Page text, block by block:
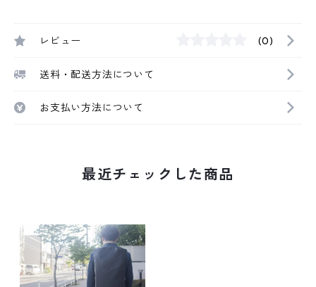
レビュー (0)
送料・配送方法について
お支払い方法について
最近チェックした商品